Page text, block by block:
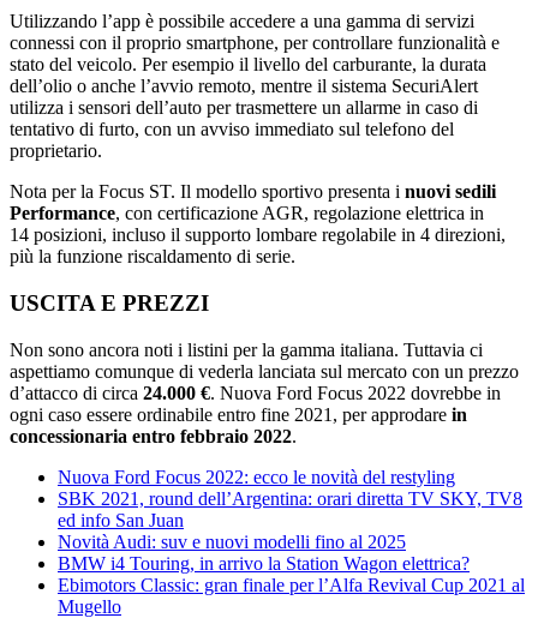
Utilizzando l’app è possibile accedere a una gamma di servizi
connessi con il proprio smartphone, per controllare funzionalità e
stato del veicolo. Per esempio il livello del carburante, la durata
dell’olio o anche l’avvio remoto, mentre il sistema SecuriAlert
utilizza i sensori dell’auto per trasmettere un allarme in caso di
tentativo di furto, con un avviso immediato sul telefono del
proprietario.
Nota per la Focus ST. Il modello sportivo presenta i nuovi sedili
Performance, con certificazione AGR, regolazione elettrica in
14 posizioni, incluso il supporto lombare regolabile in 4 direzioni,
più la funzione riscaldamento di serie.
USCITA E PREZZI
Non sono ancora noti i listini per la gamma italiana. Tuttavia ci
aspettiamo comunque di vederla lanciata sul mercato con un prezzo
d’attacco di circa 24.000 €. Nuova Ford Focus 2022 dovrebbe in
ogni caso essere ordinabile entro fine 2021, per approdare in
concessionaria entro febbraio 2022.
Nuova Ford Focus 2022: ecco le novità del restyling
SBK 2021, round dell’Argentina: orari diretta TV SKY, TV8
ed info San Juan
Novità Audi: suv e nuovi modelli fino al 2025
BMW i4 Touring, in arrivo la Station Wagon elettrica?
Ebimotors Classic: gran finale per l’Alfa Revival Cup 2021 al
Mugello